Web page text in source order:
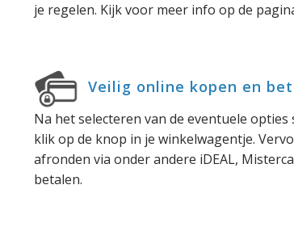
je regelen. Kijk voor meer info op de
Veilig online kopen en
Na het selecteren van de eventuele
klik op de knop in je winkelwagentje.
afronden via onder andere iDEAL,
betalen.